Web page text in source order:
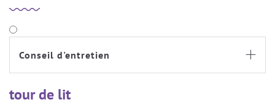
Conseil d'entretien 
tour de lit